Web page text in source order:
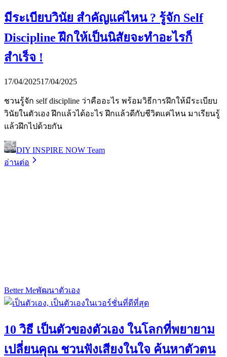
มีระเบียบวินัย สำคัญแค่ไหน ? รู้จัก Self
Discipline ฝึกให้เป็นนิสัยจะทำอะไรก็
สำเร็จ !
17/04/202517/04/2025
ชวนรู้จัก self discipline ว่าคืออะไร พร้อมวิธีการฝึกให้มีระเบียบ
วินัยในตัวเอง ฝึกแล้วได้อะไร ฝึกแล้วดีกับชีวิตแค่ไหน มาเรียนรู้
แล้วฝึกไปด้วยกัน
DIY INSPIRE NOW Team
อ่านต่อ
Better Meพัฒนาตัวเอง
10 วิธี เป็นตัวของตัวเอง ในโลกที่พยายาม
เปลี่ยนคุณ ชวนฟังเสียงในใจ ค้นหาตัวตน